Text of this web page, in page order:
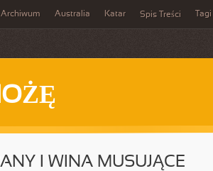
Archiwum Australia Katar Spis Treści Tagi
I WINA MUSUJĄCE